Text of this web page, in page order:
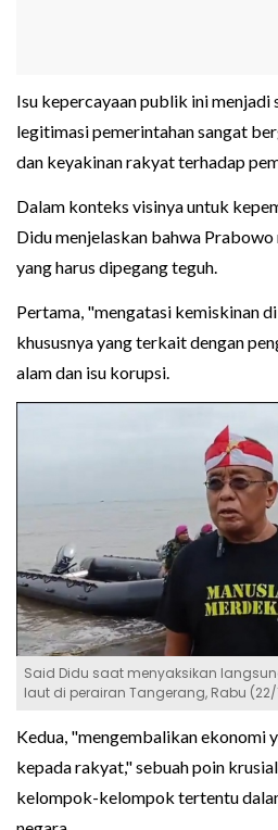
Isu kepercayaan publik ini menjadi
legitimasi pemerintahan sangat
dan keyakinan rakyat terhadap
Dalam konteks visinya untuk
Didu menjelaskan bahwa
yang harus dipegang teguh.
Pertama, "mengatasi kemiskinan
khususnya yang terkait dengan
alam dan isu korupsi.
Said Didu saat menyaksikan
laut di perairan Tangerang, Rabu
Kedua, "mengembalikan ekonomi
kepada rakyat," sebuah poin
kelompok-kelompok tertentu